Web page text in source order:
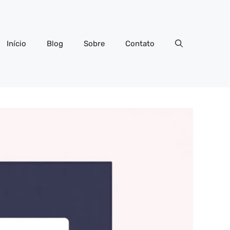
Início Blog Sobre Contato